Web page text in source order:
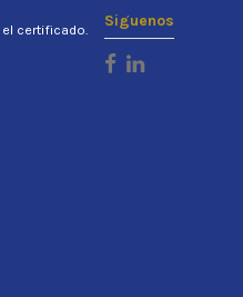
certificado. Siguenos